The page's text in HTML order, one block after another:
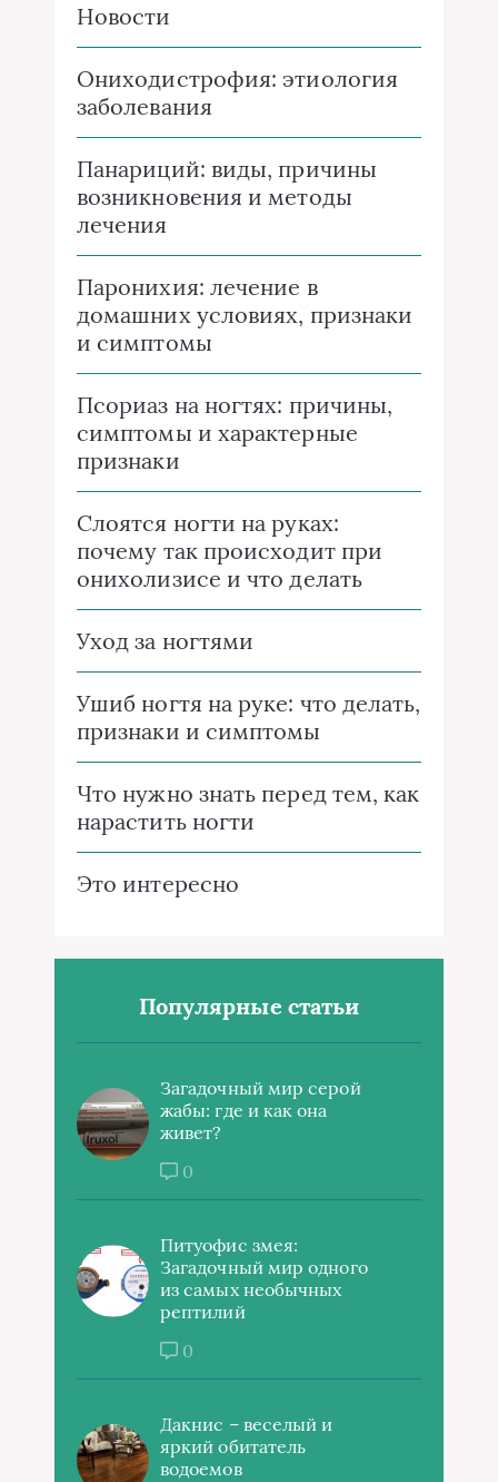
Новости
Ониходистрофия: этиология
заболевания
Панариций: виды, причины
возникновения и методы
лечения
Паронихия: лечение в
домашних условиях, признаки
и симптомы
Псориаз на ногтях: причины,
симптомы и характерные
признаки
Слоятся ногти на руках:
почему так происходит при
онихолизисе и что делать
Уход за ногтями
Ушиб ногтя на руке: что делать,
признаки и симптомы
Что нужно знать перед тем, как
нарастить ногти
Это интересно
Популярные статьи
Загадочный мир серой
жабы: где и как она
живет?
0
Питуофис змея:
Загадочный мир одного
из самых необычных
рептилий
0
Дакнис – веселый и
яркий обитатель
водоемов